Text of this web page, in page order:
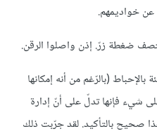
خواديمهم.
ضغطة زرّ. إذن واصلوا الرقن.
(بالرّغم من أنه إمكانها
شيء فإنها تدلّ على أنّ إدارة
صحيح بالتأكيد. لقد جرّبت ذلك